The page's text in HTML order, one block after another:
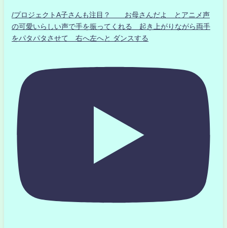
/プロジェクトA子さんも注目？ お母さんだよ とアニメ声
の可愛いらしい声で手を振ってくれる 起き上がりながら両手
をパタパタさせて 右へ左へと ダンスする